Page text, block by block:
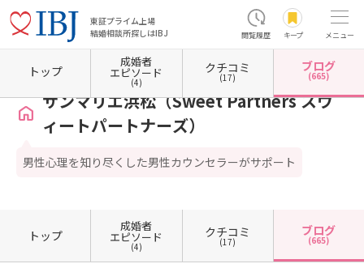
東証プライム上場
結婚相談所探しはIBJ
閲覧履歴 キープ メニュー
ホーム 静岡県の結婚相談所 静岡県浜松市 静岡県浜松市中央区 サンマリエ浜松（
サンマリエ浜松（Sweet Partners スウ
ィートパートナーズ）
男性心理を知り尽くした男性カウンセラーがサポート
トップ
成婚者
エピソード
(4)
クチコミ
(17)
ブログ
(665)
トップ
成婚者
エピソード
(4)
クチコミ
(17)
ブログ
(665)